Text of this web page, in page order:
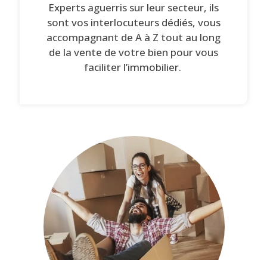
Experts aguerris sur leur secteur, ils
sont vos interlocuteurs dédiés, vous
accompagnant de A à Z tout au long
de la vente de votre bien pour vous
faciliter l’immobilier.